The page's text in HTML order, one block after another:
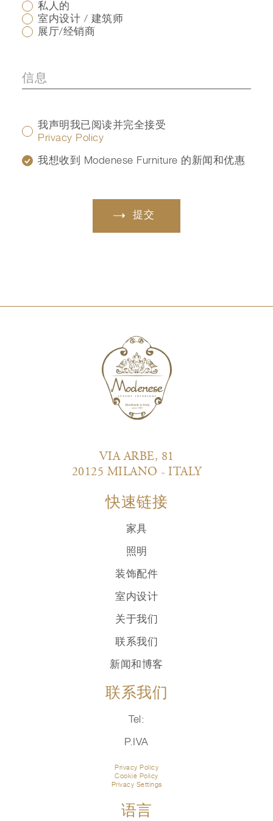
私人的
室内设计 / 建筑师
展厅/经销商
我声明我已阅读并完全接受
Privacy Policy
我想收到 Modenese Furniture 的新闻和优惠
提交
VIA ARBE, 81
20125 MILANO - ITALY
快速链接
家具
照明
装饰配件
室内设计
关于我们
联系我们
新闻和博客
联系我们
Tel:
P.IVA
Privacy Policy
Cookie Policy
Privacy Settings
语言